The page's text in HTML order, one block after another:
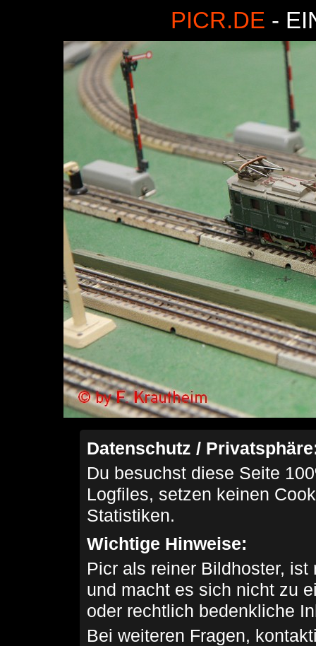
PICR.DE -
Datenschutz /
Du besuchst diese Seite
Logfiles, setzen keinen
Statistiken.
Wichtige Hinweise:
Picr als reiner Bildhoster,
und macht es sich nicht zu
oder rechtlich bedenkliche
Bei weiteren Fragen,